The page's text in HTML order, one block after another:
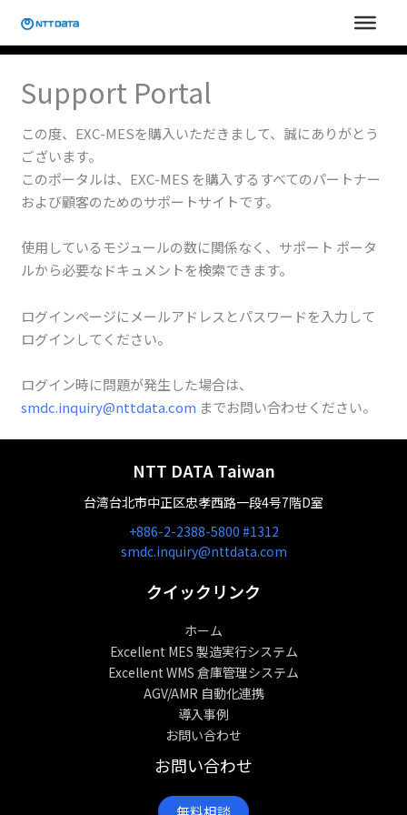
を
Support Portal
この度、EXC-MESを購入いただきまして、誠にありがとう
ございます。
このポータルは、EXC-MES を購入するすべてのパートナー
および顧客のためのサポートサイトです。
使用しているモジュールの数に関係なく、サポート ポータ
ルから必要なドキュメントを検索できます。
ログインページにメールアドレスとパスワードを入力して
ログインしてください。
ログイン時に問題が発生した場合は、
smdc.inquiry@nttdata.com までお問い合わせください。
NTT DATA Taiwan
台湾台北市中正区忠孝西路一段4号7階D室
+886-2-2388-5800 #1312
smdc.inquiry@nttdata.com
クイックリンク
ホーム
Excellent MES 製造実行システム
Excellent WMS 倉庫管理システム
AGV/AMR 自動化連携
導入事例
お問い合わせ
お問い合わせ